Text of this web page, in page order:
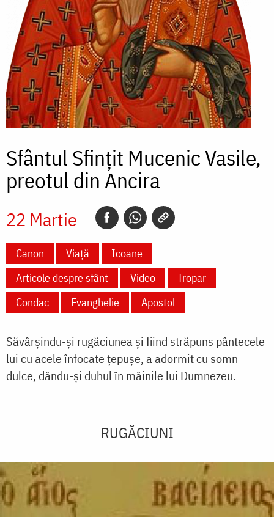
Sfântul Sfințit Mucenic Vasile,
preotul din Ancira
22 Martie
Canon Viață
Icoane
Articole despre sfânt
Video
Tropar
Condac
Evanghelie Apostol
Săvârșindu-și rugăciunea și fiind străpuns pântecele
lui cu acele înfocate țepușe, a adormit cu somn
dulce, dându-și duhul în mâinile lui Dumnezeu.
RUGĂCIUNI